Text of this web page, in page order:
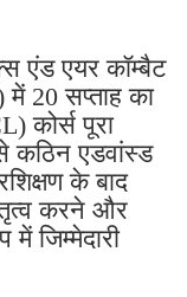
एंड एयर कॉम्बैट
20 सप्ताह का
कोर्स पूरा
कठिन एडवांस्ड
के बाद
करने और
जिम्मेदारी